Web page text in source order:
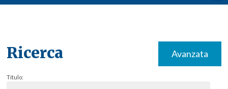
Ricerca Avanzata
Título: